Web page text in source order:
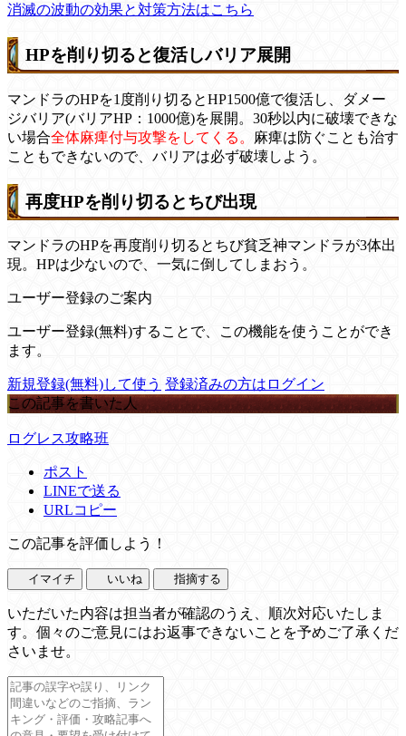
消滅の波動の効果と対策方法はこちら
HPを削り切ると復活しバリア展開
マンドラのHPを1度削り切るとHP1500億で復活し、ダメー
ジバリア(バリアHP：1000億)を展開。30秒以内に破壊できな
い場合全体麻痺付与攻撃をしてくる。 麻痺は防ぐことも治す
こともできないので、バリアは必ず破壊しよう。
再度HPを削り切るとちび出現
マンドラのHPを再度削り切るとちび貧乏神マンドラが3体出
現。HPは少ないので、一気に倒してしまおう。
ユーザー登録のご案内
ユーザー登録(無料)することで、この機能を使うことができ
ます。
新規登録(無料)して使う 登録済みの方はログイン
この記事を書いた人
ログレス攻略班
ポスト
LINEで送る
URLコピー
この記事を評価しよう！
イマイチ いいね 指摘する
いただいた内容は担当者が確認のうえ、順次対応いたしま
す。個々のご意見にはお返事できないことを予めご了承くだ
さいませ。